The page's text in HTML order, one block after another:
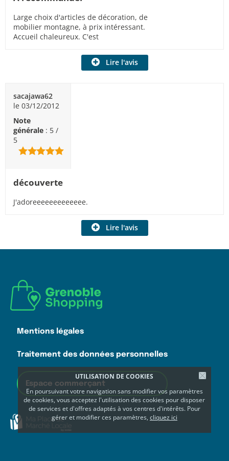
UTILISATION DE COOKIES
En poursuivant votre navigation sans modifier vos paramètres
de cookies, vous acceptez l'utilisation des cookies pour disposer
de services et d'offres adaptés à vos centres d'intérêts. Pour
gérer et modifier ces paramètres, cliquez ici
Large choix d'articles de décoration, de
mobilier montagne, à prix intéressant.
Accueil chaleureux. C'est
Lire l'avis
sacajawa62
le 03/12/2012
Note
générale : 5 /
5
découverte
J'adoreeeeeeeeeeeee.
Lire l'avis
Mentions légales
Traitement des données personnelles
Espace commerçant